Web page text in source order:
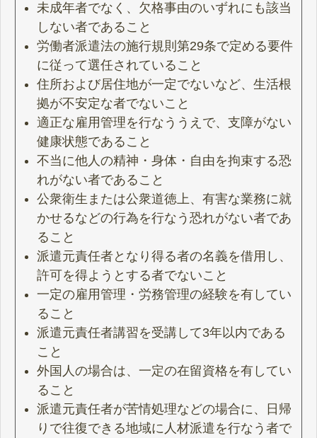
未成年者でなく、欠格事由のいずれにも該当
しない者であること
労働者派遣法の施行規則第29条で定める要件
に従って選任されていること
住所および居住地が一定でないなど、生活根
拠が不安定な者でないこと
適正な雇用管理を行なううえで、支障がない
健康状態であること
不当に他人の精神・身体・自由を拘束する恐
れがない者であること
公衆衛生または公衆道徳上、有害な業務に就
かせるなどの行為を行なう恐れがない者であ
ること
派遣元責任者となり得る者の名義を借用し、
許可を得ようとする者でないこと
一定の雇用管理・労務管理の経験を有してい
ること
派遣元責任者講習を受講して3年以内である
こと
外国人の場合は、一定の在留資格を有してい
ること
派遣元責任者が苦情処理などの場合に、日帰
りで往復できる地域に人材派遣を行なう者で